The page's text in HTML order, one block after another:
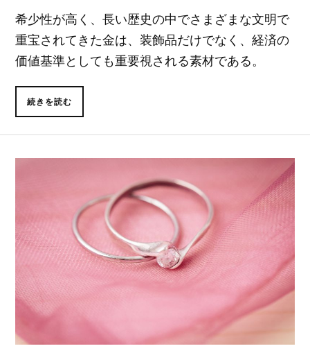
希少性が高く、長い歴史の中でさまざまな文明で
重宝されてきた金は、装飾品だけでなく、経済の
価値基準としても重要視される素材である。
続きを読む